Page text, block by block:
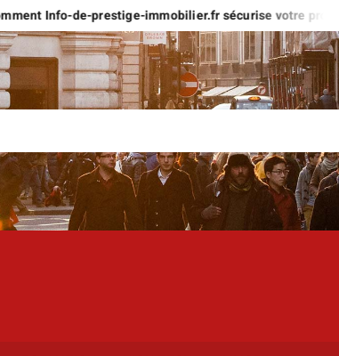
de-prestige-immobilier.fr sécurise votre projet ?